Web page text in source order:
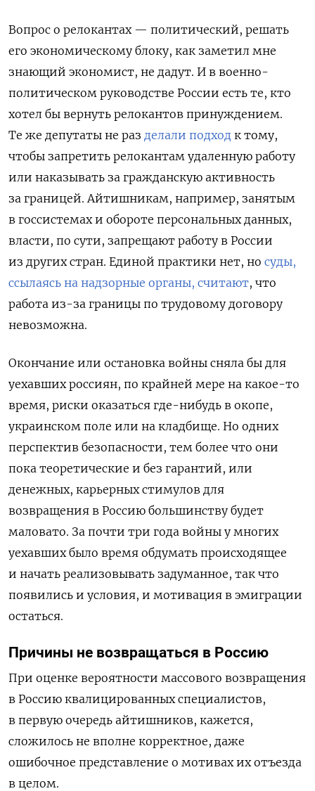
Вопрос о релокантах — политический, решать
его экономическому блоку, как заметил мне
знающий экономист, не дадут. И в военно-
политическом руководстве России есть те, кто
хотел бы вернуть релокантов принуждением.
Те же депутаты не раз делали подход к тому,
чтобы запретить релокантам удаленную работу
или наказывать за гражданскую активность
за границей. Айтишникам, например, занятым
в госсистемах и обороте персональных данных,
власти, по сути, запрещают работу в России
из других стран. Единой практики нет, но суды,
ссылаясь на надзорные органы, считают, что
работа из-за границы по трудовому договору
невозможна.
Окончание или остановка войны сняла бы для
уехавших россиян, по крайней мере на какое-то
время, риски оказаться где-нибудь в окопе,
украинском поле или на кладбище. Но одних
перспектив безопасности, тем более что они
пока теоретические и без гарантий, или
денежных, карьерных стимулов для
возвращения в Россию большинству будет
маловато. За почти три года войны у многих
уехавших было время обдумать происходящее
и начать реализовывать задуманное, так что
появились и условия, и мотивация в эмиграции
остаться.
Причины не возвращаться в Россию
При оценке вероятности массового возвращения
в Россию квалицированных специалистов,
в первую очередь айтишников, кажется,
сложилось не вполне корректное, даже
ошибочное представление о мотивах их отъезда
в целом.